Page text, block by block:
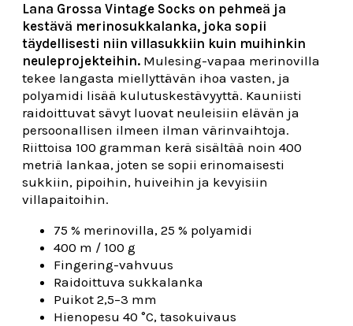
Lana Grossa Vintage Socks on pehmeä ja
kestävä merinosukkalanka, joka sopii
täydellisesti niin villasukkiin kuin muihinkin
neuleprojekteihin. Mulesing-vapaa merinovilla
tekee langasta miellyttävän ihoa vasten, ja
polyamidi lisää kulutuskestävyyttä. Kauniisti
raidoittuvat sävyt luovat neuleisiin elävän ja
persoonallisen ilmeen ilman värinvaihtoja.
Riittoisa 100 gramman kerä sisältää noin 400
metriä lankaa, joten se sopii erinomaisesti
sukkiin, pipoihin, huiveihin ja kevyisiin
villapaitoihin.
75 % merinovilla, 25 % polyamidi
400 m / 100 g
Fingering-vahvuus
Raidoittuva sukkalanka
Puikot 2,5–3 mm
Hienopesu 40 °C, tasokuivaus